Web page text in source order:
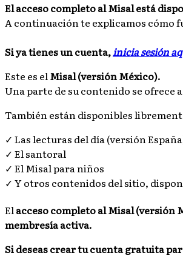
El acceso completo al Misal está
A continuación te explicamos cómo
Si ya tienes un cuenta,inicia sesión
Este es elMisal (versión México).
Una parte de su contenido se ofrece
También están disponibles
✓ Las lecturas del día (versión
✓ El santoral
✓ El Misal para niños
✓ Y otros contenidos del sitio,
Elacceso completo al Misal (versión
membresía activa.
Si deseas crear tu cuenta gratuita